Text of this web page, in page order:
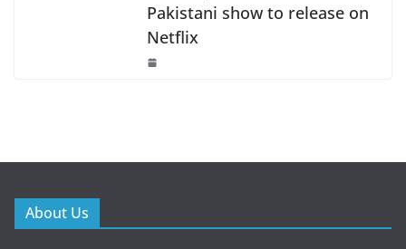
Pakistani show to release on
Netflix
About Us